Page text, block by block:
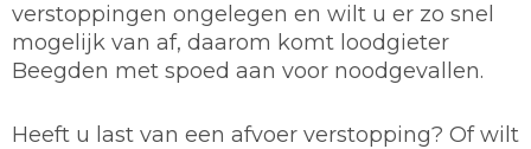
verstoppingen ongelegen en wilt u er zo snel
mogelijk van af, daarom komt loodgieter
Beegden met spoed aan voor noodgevallen.
Heeft u last van een afvoer verstopping? Of wilt